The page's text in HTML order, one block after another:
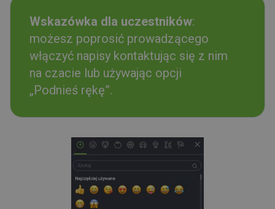
Wskazówka dla uczestników:
możesz poprosić prowadzącego
włączyć napisy kontaktując się z nim
na czacie lub używając opcji
„Podnieś rękę”.